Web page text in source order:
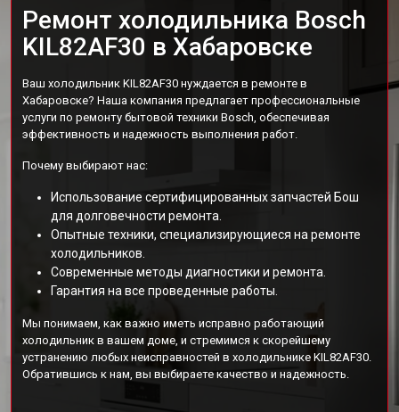
Ремонт холодильника Bosch
KIL82AF30 в Хабаровске
Ваш холодильник KIL82AF30 нуждается в ремонте в
Хабаровске? Наша компания предлагает профессиональные
услуги по ремонту бытовой техники Bosch, обеспечивая
эффективность и надежность выполнения работ.
Почему выбирают нас:
Использование сертифицированных запчастей Бош
для долговечности ремонта.
Опытные техники, специализирующиеся на ремонте
холодильников.
Современные методы диагностики и ремонта.
Гарантия на все проведенные работы.
Мы понимаем, как важно иметь исправно работающий
холодильник в вашем доме, и стремимся к скорейшему
устранению любых неисправностей в холодильнике KIL82AF30.
Обратившись к нам, вы выбираете качество и надежность.